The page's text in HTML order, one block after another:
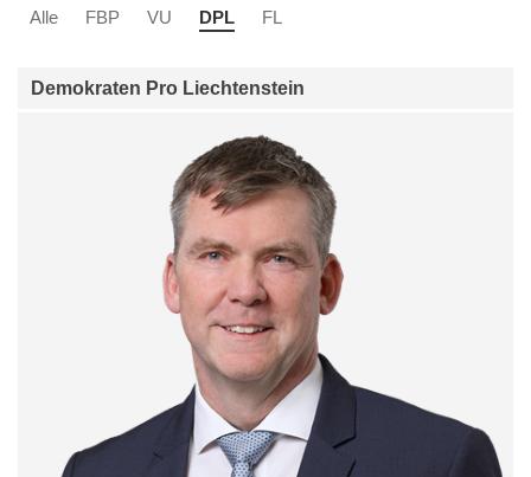
Alle FBP VU DPL FL
Demokraten Pro Liechtenstein